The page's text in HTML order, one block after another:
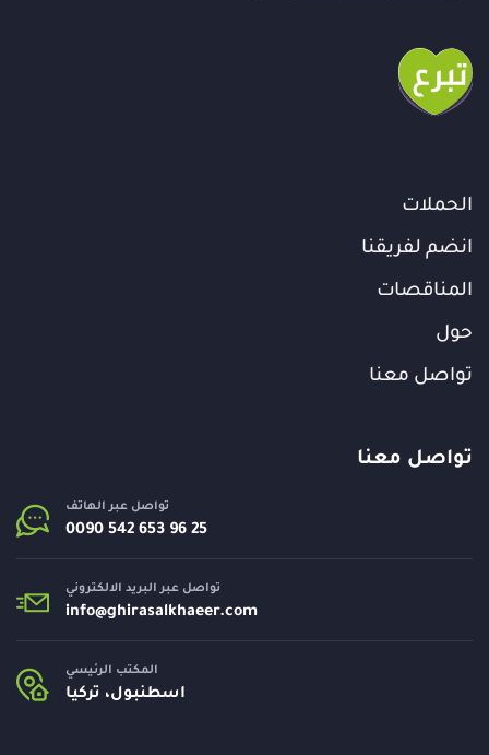
الحملات
انضم لفريقنا
المناقصات
حول
تواصل معنا
تواصل معنا
تواصل عبر الهاتف
تواصل عبر البريد الالكتروني
info@ghirasalkhaeer.com
المكتب الرئيسي
اسطنبول، تركيا